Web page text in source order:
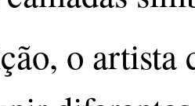
o artista